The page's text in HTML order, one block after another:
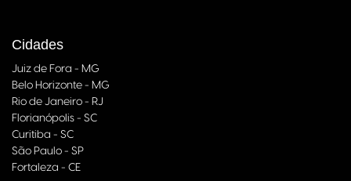
Cidades
Juiz de Fora - MG
Belo Horizonte - MG
Rio de Janeiro - RJ
Florianópolis - SC
Curitiba - SC
São Paulo - SP
Fortaleza - CE